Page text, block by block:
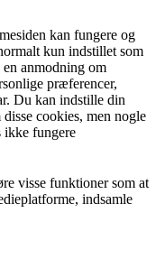
kan fungere og
kun indstillet som
anmodning om
præferencer,
Du kan indstille din
cookies, men nogle
ikke fungere
visse funktioner som at
indsamle